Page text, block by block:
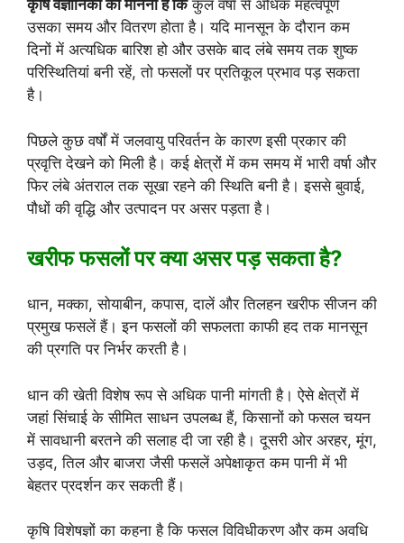
कृषि वैज्ञानिकों का मानना है किकुल वर्षा से अधिक महत्वपूर्ण
उसका समय और वितरण होता है। यदि मानसून के दौरान कम
दिनों में अत्यधिक बारिश हो और उसके बाद लंबे समय तक शुष्क
परिस्थितियां बनी रहें, तो फसलों पर प्रतिकूल प्रभाव पड़ सकता
है।
पिछले कुछ वर्षों में जलवायु परिवर्तन के कारण इसी प्रकार की
प्रवृत्ति देखने को मिली है। कई क्षेत्रों में कम समय में भारी वर्षा और
फिर लंबे अंतराल तक सूखा रहने की स्थिति बनी है। इससे बुवाई,
पौधों की वृद्धि और उत्पादन पर असर पड़ता है।
खरीफ फसलों पर क्या असर पड़ सकता है?
धान, मक्का, सोयाबीन, कपास, दालें और तिलहन खरीफ सीजन की
प्रमुख फसलें हैं। इन फसलों की सफलता काफी हद तक मानसून
की प्रगति पर निर्भर करती है।
धान की खेती विशेष रूप से अधिक पानी मांगती है। ऐसे क्षेत्रों में
जहां सिंचाई के सीमित साधन उपलब्ध हैं, किसानों को फसल चयन
में सावधानी बरतने की सलाह दी जा रही है। दूसरी ओर अरहर, मूंग,
उड़द, तिल और बाजरा जैसी फसलें अपेक्षाकृत कम पानी में भी
बेहतर प्रदर्शन कर सकती हैं।
कृषि विशेषज्ञों का कहना है कि फसल विविधीकरण और कम अवधि